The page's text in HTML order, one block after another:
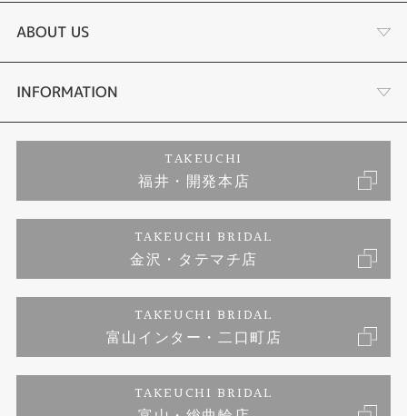
結婚指輪
セットリング
エタニティーリング
婚約ネックレス
サプライズプロポーズ相談室
ダイヤモンドカッターブランド
アフターメンテナンス
金澤工房｜手作りペアリング
金澤工房｜手作り結婚指輪
金澤工房｜手作り婚約指輪プロポーズプラン
ABOUT US
店舗情報
お客様の声
INFORMATION
プライバシーポリシー
TAKEUCHI
福井・開発本店
TAKEUCHI BRIDAL
金沢・タテマチ店
TAKEUCHI BRIDAL
富山インター・二口町店
TAKEUCHI BRIDAL